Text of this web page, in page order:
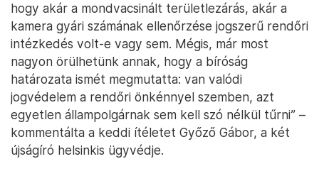
hogy akár a mondvacsinált területlezárás, akár a
kamera gyári számának ellenőrzése jogszerű rendőri
intézkedés volt-e vagy sem. Mégis, már most
nagyon örülhetünk annak, hogy a bíróság
határozata ismét megmutatta: van valódi
jogvédelem a rendőri önkénnyel szemben, azt
egyetlen állampolgárnak sem kell szó nélkül tűrni” –
kommentálta a keddi ítéletet Győző Gábor, a két
újságíró helsinkis ügyvédje.